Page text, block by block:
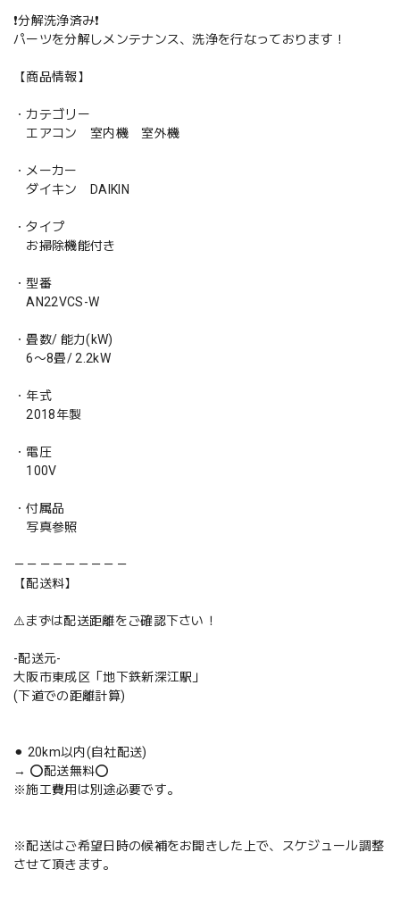
❗️分解洗浄済み❗️
パーツを分解しメンテナンス、洗浄を行なっております！
【商品情報】
・カテゴリー
エアコン 室内機 室外機
・メーカー
ダイキン DAIKIN
・タイプ
お掃除機能付き
・型番
AN22VCS-W
・畳数/ 能力(kW)
6〜8畳/ 2.2kW
・年式
2018年製
・電圧
100V
・付属品
写真参照
－－－－－－－－－
【配送料】
⚠️まずは配送距離をご確認下さい！
-配送元-
大阪市東成区「地下鉄新深江駅」
(下道での距離計算)
⚫︎ 20km以内(自社配送)
→ ⭕️配送無料⭕️
※施工費用は別途必要です。
※配送はご希望日時の候補をお聞きした上で、スケジュール調整
させて頂きます。